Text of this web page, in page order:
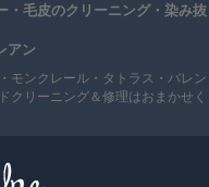
毛皮のクリーニング・染み抜
アン
モンクレール・タトラス・バレン
クリーニング＆修理はおまかせく